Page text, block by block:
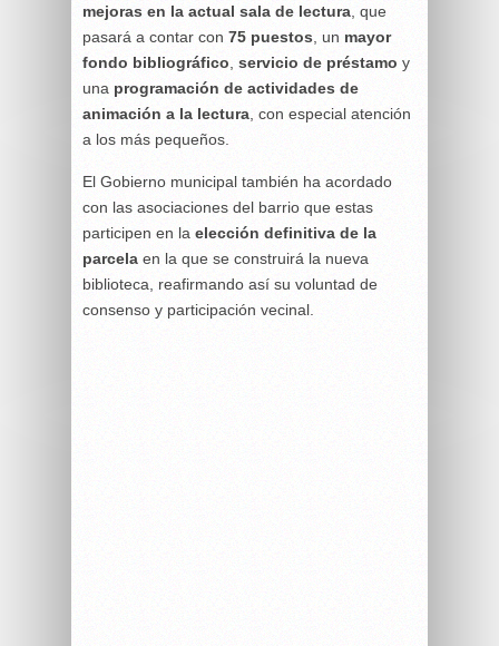
mejoras en la actual sala de lectura , que
pasará a contar con 75 puestos , un mayor
fondo bibliográfico servicio de préstamo y
una programación de actividades de
animación a la lectura , con especial atención
a los más pequeños.
El Gobierno municipal también ha acordado
con las asociaciones del barrio que estas
participen en la elección definitiva de la
parcela en la que se construirá la nueva
biblioteca, reafirmando así su voluntad de
consenso y participación vecinal.